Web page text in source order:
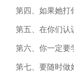
第四、如果她打你
第五、在你们认识
第六、你一定要
第七、要随时做